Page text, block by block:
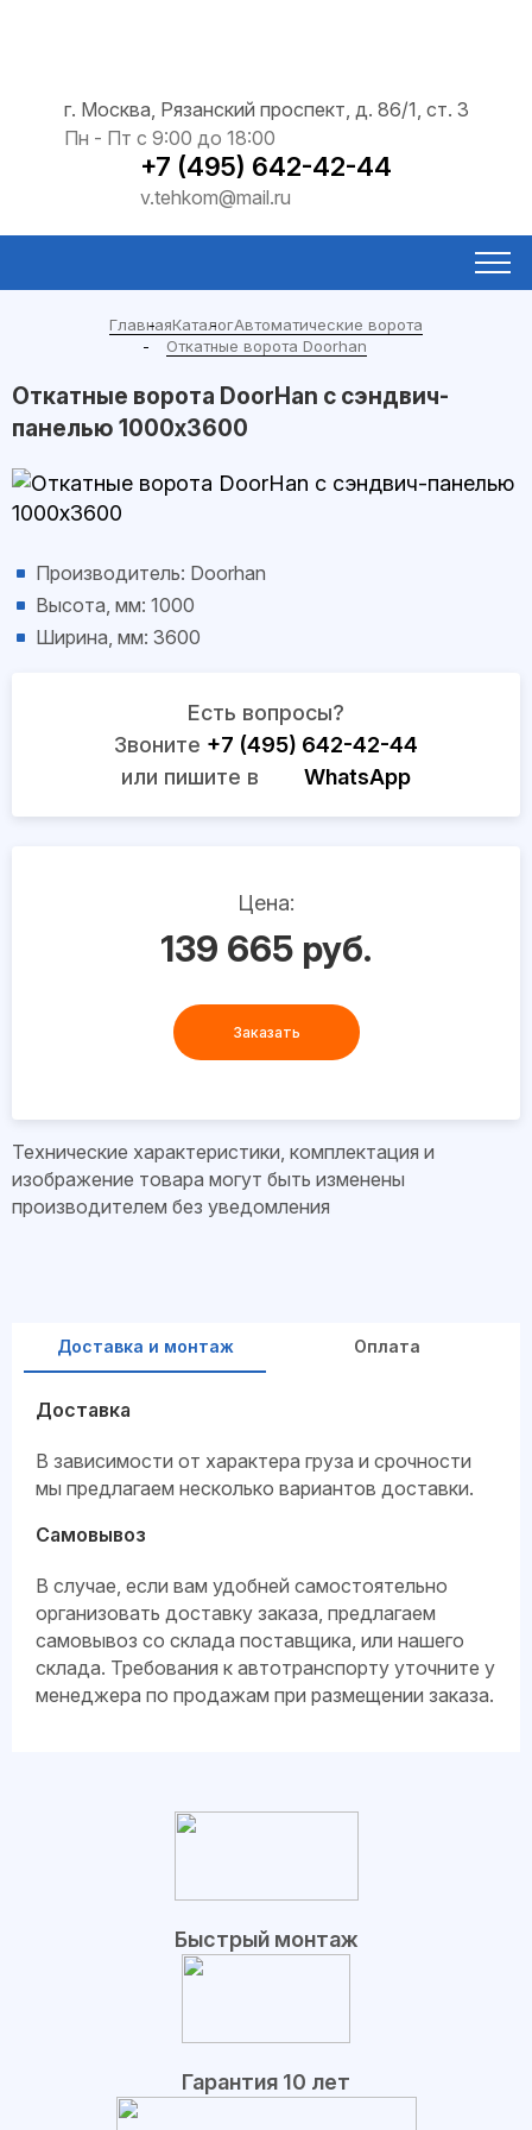
г. Москва, Рязанский проспект, д. 86/1, ст. 3
Пн - Пт с 9:00 до 18:00
+7 (495) 642-42-44
v.tehkom@mail.ru
ГлавнаяКаталогАвтоматические ворота
Откатные ворота Doorhan
Откатные ворота DoorHan с сэндвич-
панелью 1000x3600
Производитель: Doorhan
Высота, мм: 1000
Ширина, мм: 3600
Есть вопросы?
Звоните +7 (495) 642-42-44
или пишите в
WhatsApp
Цена:
139 665 руб.
Заказать
Технические характеристики, комплектация и
изображение товара могут быть изменены
производителем без уведомления
Доставка и монтаж Оплата
Доставка
В зависимости от характера груза и срочности
мы предлагаем несколько вариантов доставки.
Самовывоз
В случае, если вам удобней самостоятельно
организовать доставку заказа, предлагаем
самовывоз со склада поставщика, или нашего
склада. Требования к автотранспорту уточните у
менеджера по продажам при размещении заказа.
Быстрый монтаж
Гарантия 10 лет